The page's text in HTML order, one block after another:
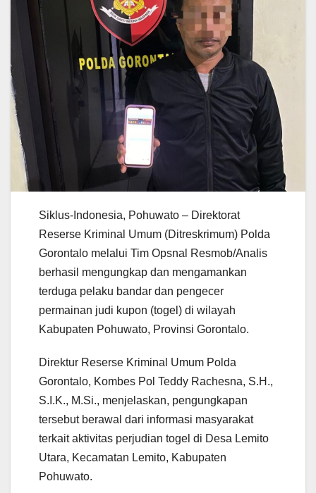
Siklus-Indonesia, Pohuwato – Direktorat
Reserse Kriminal Umum (Ditreskrimum) Polda
Gorontalo melalui Tim Opsnal Resmob/Analis
berhasil mengungkap dan mengamankan
terduga pelaku bandar dan pengecer
permainan judi kupon (togel) di wilayah
Kabupaten Pohuwato, Provinsi Gorontalo.
Direktur Reserse Kriminal Umum Polda
Gorontalo, Kombes Pol Teddy Rachesna, S.H.,
S.I.K., M.Si., menjelaskan, pengungkapan
tersebut berawal dari informasi masyarakat
terkait aktivitas perjudian togel di Desa Lemito
Utara, Kecamatan Lemito, Kabupaten
Pohuwato.